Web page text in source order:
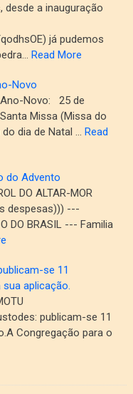
desde a inauguração
já pudemos
Read More
Novo
Novo: 25 de
Missa (Missa do
dia de Natal … Read
do Advento
DO ALTAR-MOR
despesas))) ---
DO BRASIL --- Familia
se 11
aplicação.
publicam-se 11
Congregação para o